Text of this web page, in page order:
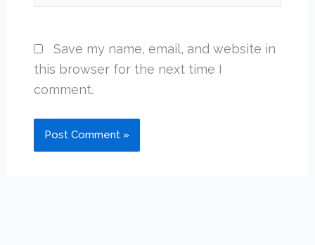
Save my name, email, and website in
this browser for the next time I
comment.